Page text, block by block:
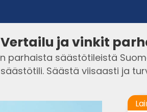
ja vinkit
parhaista säästötileistä
Säästä viisaasti ja